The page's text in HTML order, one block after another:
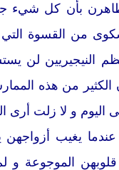
بأن كل شيء
من القسوة التي
النيجيريين لن
الكثير من هذه
اليوم و لا زلت أرى
يغيب أزواجهن
الموجوعة و